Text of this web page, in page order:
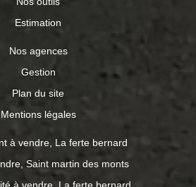
Estimation
Nos agences
Gestion
Plan du site
Mentions légales
à vendre, La ferte bernard
Saint martin des monts